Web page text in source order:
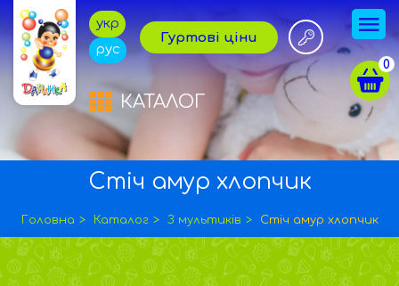
укр
рус
Гуртові ціни
КАТАЛОГ
0
Стіч амур хлопчик
Головна Каталог З мультиків Стіч амур хлопчик